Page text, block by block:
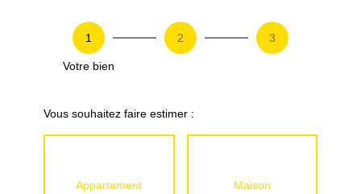
1
Votre bien
2 3
Vous souhaitez faire estimer :
Appartement Maison